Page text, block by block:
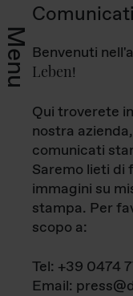
Menu Benvenuti
Leben!
Qui troverete
nostra
comunicati
Saremo lieti di
immagini su
stampa. Per
scopo a:
Tel: +39 0474
Email: